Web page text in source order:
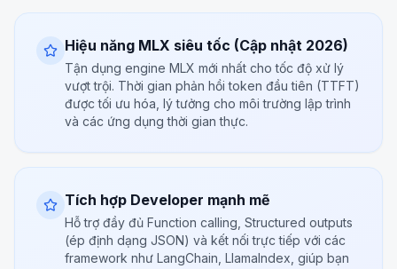
Hiệu năng MLX siêu tốc (Cập nhật 2026)
Tận dụng engine MLX mới nhất cho tốc độ xử lý
vượt trội. Thời gian phản hồi token đầu tiên (TTFT)
được tối ưu hóa, lý tưởng cho môi trường lập trình
và các ứng dụng thời gian thực.
Tích hợp Developer mạnh mẽ
Hỗ trợ đầy đủ Function calling, Structured outputs
(ép định dạng JSON) và kết nối trực tiếp với các
framework như LangChain, LlamaIndex, giúp bạn